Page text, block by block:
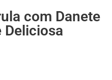
com Danete
Deliciosa